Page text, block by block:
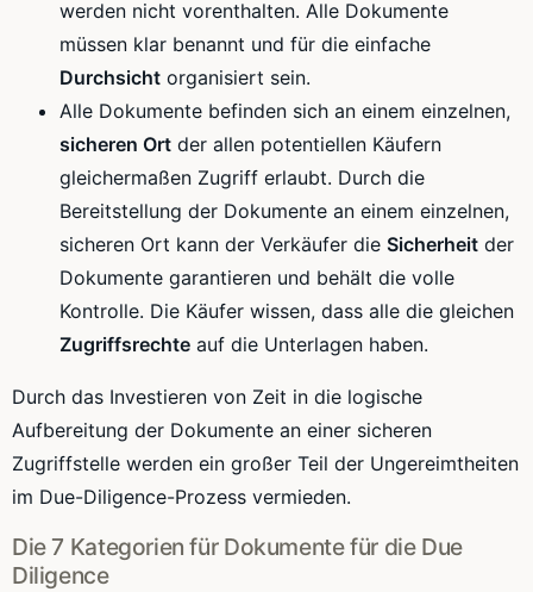
werden nicht vorenthalten. Alle Dokumente
müssen klar benannt und für die einfache
Durchsicht organisiert sein.
Alle Dokumente befinden sich an einem einzelnen,
sicheren Ort der allen potentiellen Käufern
gleichermaßen Zugriff erlaubt. Durch die
Bereitstellung der Dokumente an einem einzelnen,
sicheren Ort kann der Verkäufer die Sicherheit der
Dokumente garantieren und behält die volle
Kontrolle. Die Käufer wissen, dass alle die gleichen
Zugriffsrechte auf die Unterlagen haben.
Durch das Investieren von Zeit in die logische
Aufbereitung der Dokumente an einer sicheren
Zugriffstelle werden ein großer Teil der Ungereimtheiten
im Due-Diligence-Prozess vermieden.
Die 7 Kategorien für Dokumente für die Due
Diligence